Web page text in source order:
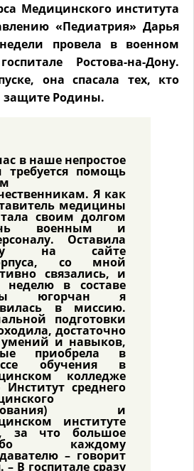
Медицинского института
«Педиатрия» Дарья
провела в военном
Ростова-на-Дону.
она спасала тех, кто
защите Родины.
в наше непростое
требуется помощь
Я как
медицины
своим долгом
военным и
Оставила
на сайте
со мной
связались, и
неделю в составе
югорчан я
в миссию.
подготовки
достаточно
и навыков,
приобрела в
обучения в
колледже
среднего
и
институте
за что большое
каждому
– говорит
– В госпитале сразу